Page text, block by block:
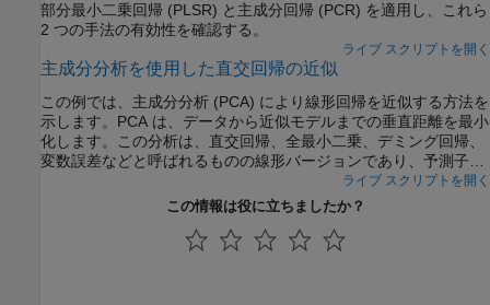
部分最小二乗回帰 (PLSR) と主成分回帰 (PCR) を適用し、これら
2 つの手法の有効性を確認する。
ライブ スクリプトを開く
主成分分析を使用した直交回帰の近似
この例では、主成分分析 (PCA) により線形回帰を近似する方法を
示します。PCA は、データから近似モデルまでの垂直距離を最小
化します。この分析は、直交回帰、全最小二乗、デミング回帰、
変数誤差などと呼ばれるものの線形バージョンであり、予測子変
数と応答変数の間に自然な区分がない場合、またはすべての変数
が誤差を含んで測定される場合に適しています。これは、予測子
回帰仮定とは対照的なものです。
ライブ スクリプトを開く
この情報は役に立ちましたか？